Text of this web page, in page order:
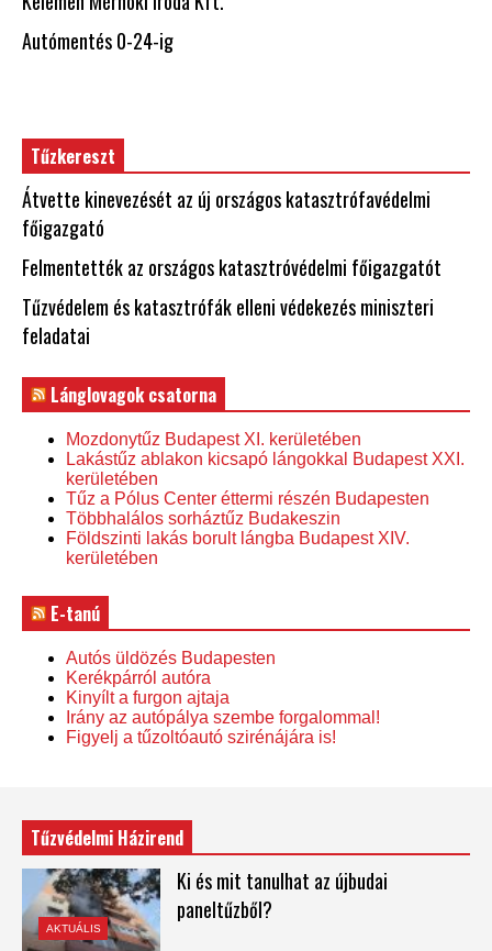
Autómentés 0-24-ig
Tűzkereszt
Átvette kinevezését az új országos katasztrófavédelmi
főigazgató
Felmentették az országos katasztróvédelmi főigazgatót
Tűzvédelem és katasztrófák elleni védekezés miniszteri
feladatai
Lánglovagok csatorna
Mozdonytűz Budapest XI. kerületében
Lakástűz ablakon kicsapó lángokkal Budapest XXI.
kerületében
Tűz a Pólus Center éttermi részén Budapesten
Többhalálos sorháztűz Budakeszin
Földszinti lakás borult lángba Budapest XIV.
kerületében
E-tanú
Autós üldözés Budapesten
Kerékpárról autóra
Kinyílt a furgon ajtaja
Irány az autópálya szembe forgalommal!
Figyelj a tűzoltóautó szirénájára is!
Tűzvédelmi Házirend
AKTUÁLIS
Ki és mit tanulhat az újbudai
paneltűzből?